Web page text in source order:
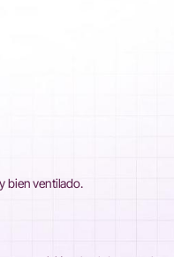
bien ventilado.